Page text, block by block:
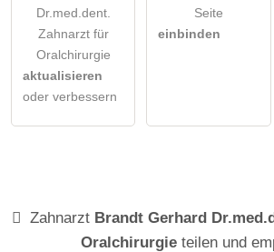
Dr.med.dent.
Zahnarzt für
Oralchirurgie
aktualisieren
oder verbessern
Seite
einbinden
Zahnarzt Brandt Gerhard
Oralchirurgie teilen und